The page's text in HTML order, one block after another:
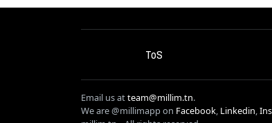
ToS
Email us atteam@millim.tn.
We are @millimapp on Facebook, Linkedin,